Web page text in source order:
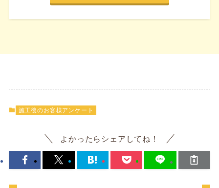
施工後のお客様アンケート
よかったらシェアしてね！